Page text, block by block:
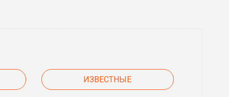
ИЗВЕСТНЫЕ